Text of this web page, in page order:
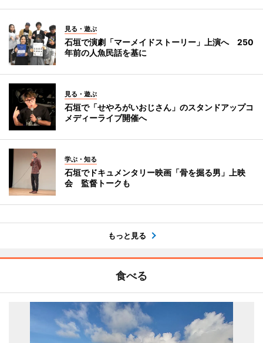
見る・遊ぶ
石垣で演劇「マーメイドストーリー」上演へ 250
年前の人魚民話を基に
見る・遊ぶ
石垣で「せやろがいおじさん」のスタンドアップコ
メディーライブ開催へ
学ぶ・知る
石垣でドキュメンタリー映画「骨を掘る男」上映
会 監督トークも
もっと見る
食べる